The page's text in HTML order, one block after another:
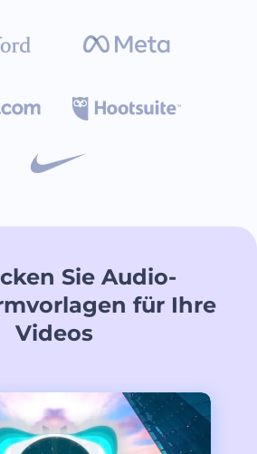
Sie Audio-
für Ihre
Videos